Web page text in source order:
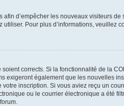
d’empêcher les nouveaux visiteurs
Pour plus d’informations, veuillez
corrects. Si la fonctionnalité de la
exigeront également que les nouvelles
inscription. Si vous aviez reçu un
ou le courrier électronique a été